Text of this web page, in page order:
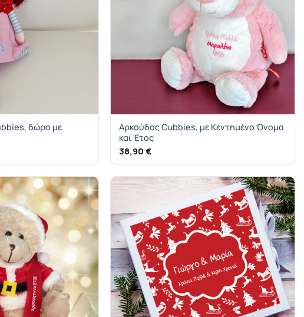
δώρο με
Αρκούδος Cubbies, με Κεντημένο Όνομα
και Έτος
38,90€